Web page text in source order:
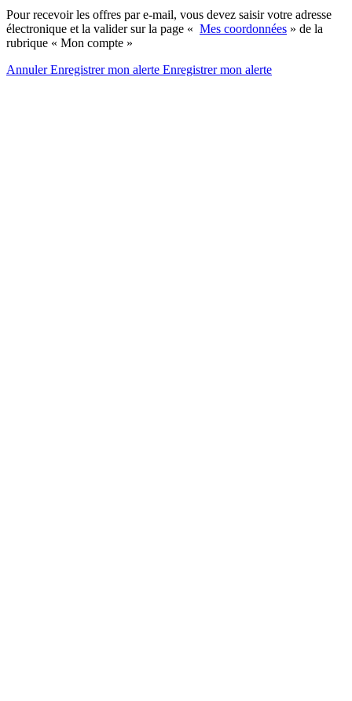
Pour recevoir les offres par e-mail, vous devez saisir votre adresse
électronique et la valider sur la page « Mes coordonnées » de la
rubrique « Mon compte »
AnnulerEnregistrer mon alerte Enregistrermon alerte